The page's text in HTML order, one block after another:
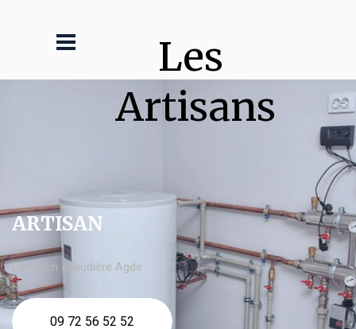
Les
Artisans
ARTISAN
Entretien chaudière Agde
09 72 56 52 52